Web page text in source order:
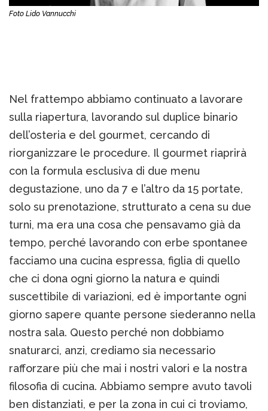
Foto Lido Vannucchi
Nel frattempo abbiamo continuato a lavorare
sulla riapertura, lavorando sul duplice binario
dell’osteria e del gourmet, cercando di
riorganizzare le procedure. Il gourmet riaprirà
con la formula esclusiva di due menu
degustazione, uno da 7 e l’altro da 15 portate,
solo su prenotazione, strutturato a cena su due
turni, ma era una cosa che pensavamo già da
tempo, perché lavorando con erbe spontanee
facciamo una cucina espressa, figlia di quello
che ci dona ogni giorno la natura e quindi
suscettibile di variazioni, ed è importante ogni
giorno sapere quante persone siederanno nella
nostra sala. Questo perché non dobbiamo
snaturarci, anzi, crediamo sia necessario
rafforzare più che mai i nostri valori e la nostra
filosofia di cucina. Abbiamo sempre avuto tavoli
ben distanziati, e per la zona in cui ci troviamo,